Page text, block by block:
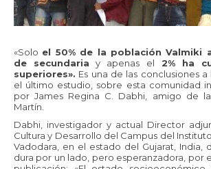
«Solo el 50% de la población Valmiki
de secundaria y apenas el 2% ha
superiores». Es una de las conclusiones
el último estudio, sobre esta comunidad
por James Regina C. Dabhi, amigo de
Martín.
Dabhi, investigador y actual Director
Cultura y Desarrollo del Campus del
Vadodara, en el estado del Gujarat, India,
dura por un lado, pero esperanzadora, por